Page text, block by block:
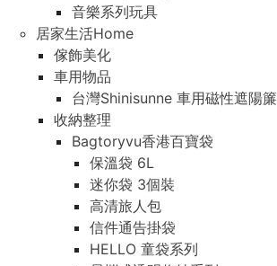
音樂系列玩具
居家生活Home
傢飾美化
車用物品
台灣Shinisunne 車用磁性遮陽簾
收納整理
Bagtoryvu香港百寶袋
保溫袋 6L
迷你袋 3個裝
高清旅人包
信件通告掛袋
HELLO 童袋系列